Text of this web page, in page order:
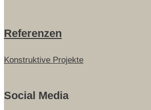
Referenzen
Konstruktive Projekte
Social Media